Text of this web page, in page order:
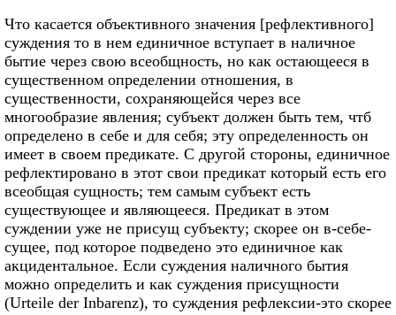
Что касается объективного значения [рефлективного]
суждения то в нем единичное вступает в наличное
бытие через свою всеобщность, но как остающееся в
существенном определении отношения, в
существенности, сохраняющейся через все
многообразие явления; субъект должен быть тем, чтб
определено в себе и для себя; эту определенность он
имеет в своем предикате. С другой стороны, единичное
рефлектировано в этот свои предикат который есть его
всеобщая сущность; тем самым субъект есть
существующее и являющееся. Предикат в этом
суждении уже не присущ субъекту; скорее он в-себе-
сущее, под которое подведено это единичное как
акцидентальное. Если суждения наличного бытия
можно определить и как суждения присущности
(Urteile der Inbarenz), то суждения рефлексии-это скорее